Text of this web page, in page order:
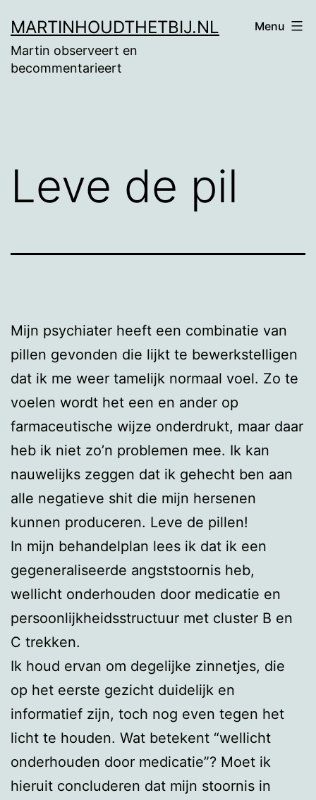
naar
de
MARTINHOUDTHETBIJ.NL
Martin observeert en
becommentarieert
Menu
Leve de pil
Mijn psychiater heeft een combinatie van
pillen gevonden die lijkt te bewerkstelligen
dat ik me weer tamelijk normaal voel. Zo te
voelen wordt het een en ander op
farmaceutische wijze onderdrukt, maar daar
heb ik niet zo’n problemen mee. Ik kan
nauwelijks zeggen dat ik gehecht ben aan
alle negatieve shit die mijn hersenen
kunnen produceren. Leve de pillen!
In mijn behandelplan lees ik dat ik een
gegeneraliseerde angststoornis heb,
wellicht onderhouden door medicatie en
persoonlijkheidsstructuur met cluster B en
C trekken.
Ik houd ervan om degelijke zinnetjes, die
op het eerste gezicht duidelijk en
informatief zijn, toch nog even tegen het
licht te houden. Wat betekent “wellicht
onderhouden door medicatie”? Moet ik
hieruit concluderen dat mijn stoornis in